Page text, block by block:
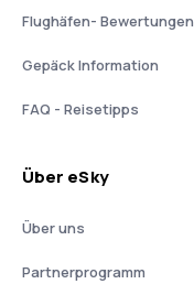
Flughäfen- Bewertungen
Gepäck Information
FAQ - Reisetipps
Über eSky
Über uns
Partnerprogramm